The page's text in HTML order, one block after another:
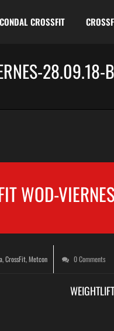
CONDAL CROSSFIT
28.09.18-
WOD-
,CrossFit,Metcon 0 Comments